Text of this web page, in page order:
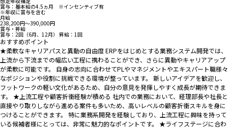
賞与：基本給の4.5ヵ月 ※インセンティブ有
※年収に賞与を含む
月給
238,200円〜390,000円
賞与・昇給
賞与：2回（6月、12月） 昇給：1回
おすすめポイント
★柔軟なキャリアパスと異動の自由度 ERPをはじめとする業務システム開発では、
上流から下流までの幅広い工程に携わることができ、さらに異動やキャリアアップ
が柔軟に可能です。 自身の志向に合わせてPLやマネジメントやエキスパート職様々
なポジションや役割に挑戦できる環境が整っています。 新しいアイデアを歓迎し、
フットワークの軽い文化があるため、自分の意見を発揮しやすく成長が期待できま
す。 ★上流工程や顧客折衝経験が積める 社内での業務において、経理部長や社長と
直接やり取りしながら進める案件も多いため、高いレベルの顧客折衝スキルを身に
つけることができます。 特に業務系開発を経験しており、上流工程に興味を持って
いる候補者様にとっては、非常に魅力的なポイントです。 ★ライフステージに合わ